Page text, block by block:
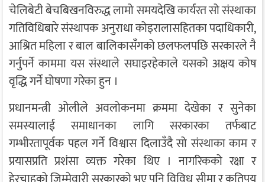
चेलिबेटी बेचबिखनविरुद्ध लामो समयदेखि कार्यरत सो संस्थाका
गतिविधिबारे संस्थापक अनुराधा कोइरालासहितका पदाधिकारी,
आश्रित महिला र बाल बालिकासँगको छलफलपछि सरकारले नै
गर्नुपर्ने काममा यस संस्थाले सघाइरहेकाले यसको अक्षय कोष
वृद्धि गर्ने घोषणा गरेका हुन ।
प्रधानमन्त्री ओलीले अवलोकनमा क्रममा देखेका र सुनेका
समस्यालाई समाधानका लागि सरकारका तर्फबाट
गम्भीरतापूर्वक पहल गर्ने विश्वास दिलाउँदै सो संस्थाका काम र
प्रयासप्रति प्रशंसा व्यक्त गरेका थिए । नागरिकको रक्षा र